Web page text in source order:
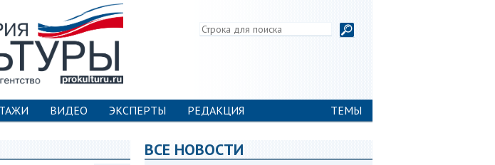
ВИДЕО ЭКСПЕРТЫ РЕДАКЦИЯ ТЕМЫ
ВСЕ НОВОСТИ